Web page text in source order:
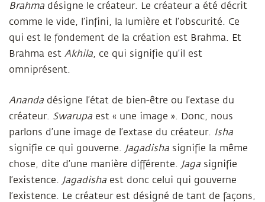
Brahma désigne le créateur. Le créateur a été décrit
comme le vide, l’infini, la lumière et l’obscurité. Ce
qui est le fondement de la création est Brahma. Et
Brahma est Akhila, ce qui signifie qu’il est
omniprésent.
Ananda désigne l’état de bien-être ou l’extase du
créateur. Swarupa est « une image ». Donc, nous
parlons d’une image de l’extase du créateur. Isha
signifie ce qui gouverne. Jagadisha signifie la même
chose, dite d’une manière différente. Jaga signifie
l’existence. Jagadisha est donc celui qui gouverne
l’existence. Le créateur est désigné de tant de façons,